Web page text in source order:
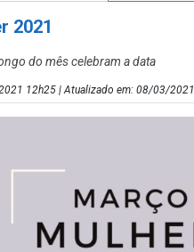
2021
do mês celebram a data
12h25 | Atualizado em: 08/03/2021